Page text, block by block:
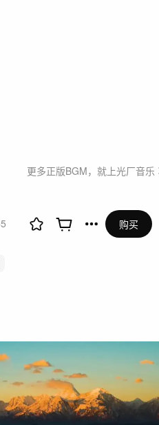
更多正版BGM，就上光厂音乐
购买